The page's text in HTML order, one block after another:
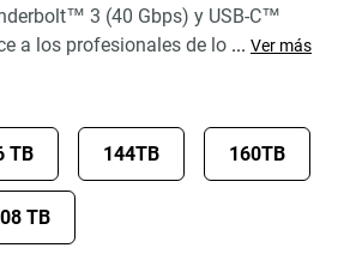
3 (40 Gbps) y USB-C™
a los profesionales de lo ... Ver más
TB 144TB 160TB
TB